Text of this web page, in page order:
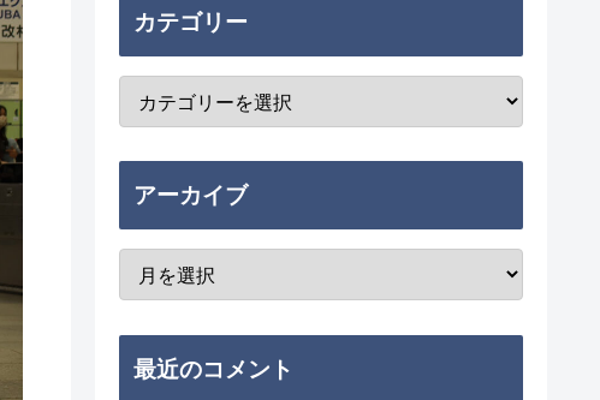
カテゴリー
アーカイブ
最近のコメント